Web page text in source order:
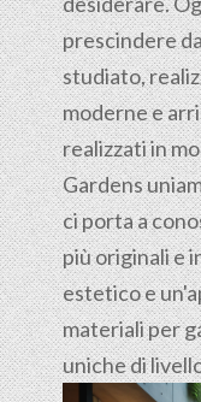
prescindere
studiato,
moderne e
realizzati in
Gardens
ci porta a
più originali e
estetico e
materiali per
uniche di